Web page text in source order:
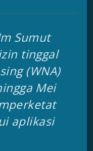
Sumut
tinggal
(WNA)
Mei
aplikasi